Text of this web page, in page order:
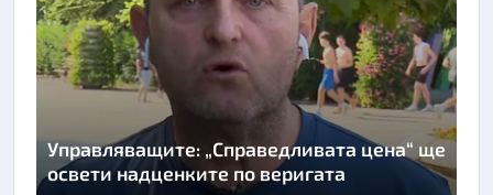
Управляващите: „Справедливата цена“ ще
освети надценките по веригата